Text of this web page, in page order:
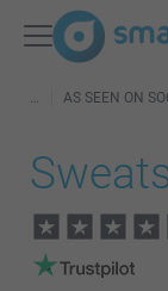
AS SEEN ON